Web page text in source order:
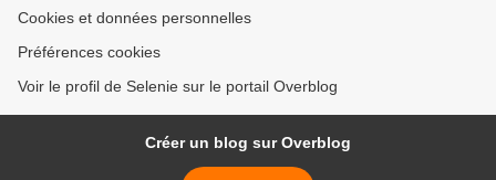
Cookies et données personnelles
Préférences cookies
Voir le profil de Selenie sur le portail Overblog
Créer un blog sur Overblog